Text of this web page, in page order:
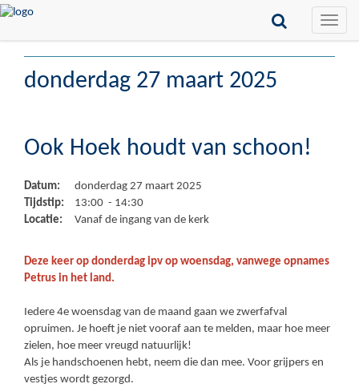
Toggle
donderdag 27 maart 2025
Ook Hoek houdt van schoon!
Datum:
donderdag 27 maart 2025
Tijdstip:
13:00 - 14:30
Locatie:
Vanaf de ingang van de kerk
Deze keer op donderdag ipv op woensdag, vanwege opnames
Petrus in het land.
Iedere 4e woensdag van de maand gaan we zwerfafval
opruimen. Je hoeft je niet vooraf aan te melden, maar hoe meer
zielen, hoe meer vreugd natuurlijk!
Als je handschoenen hebt, neem die dan mee. Voor grijpers en
vestjes wordt gezorgd.